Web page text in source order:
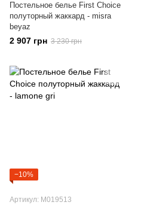
Постельное белье First Choice
полуторный жаккард - misra
beyaz
2 907 грн 3 230 грн
−10%
Артикул: M019513